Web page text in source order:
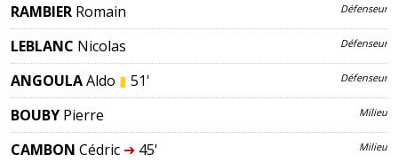
RAMBIER Romain Défenseur
LEBLANC Nicolas Défenseur
ANGOULAAldo ▮ 51' Défenseur
BOUBY Pierre Milieu
CAMBON Cédric ➔45' Milieu